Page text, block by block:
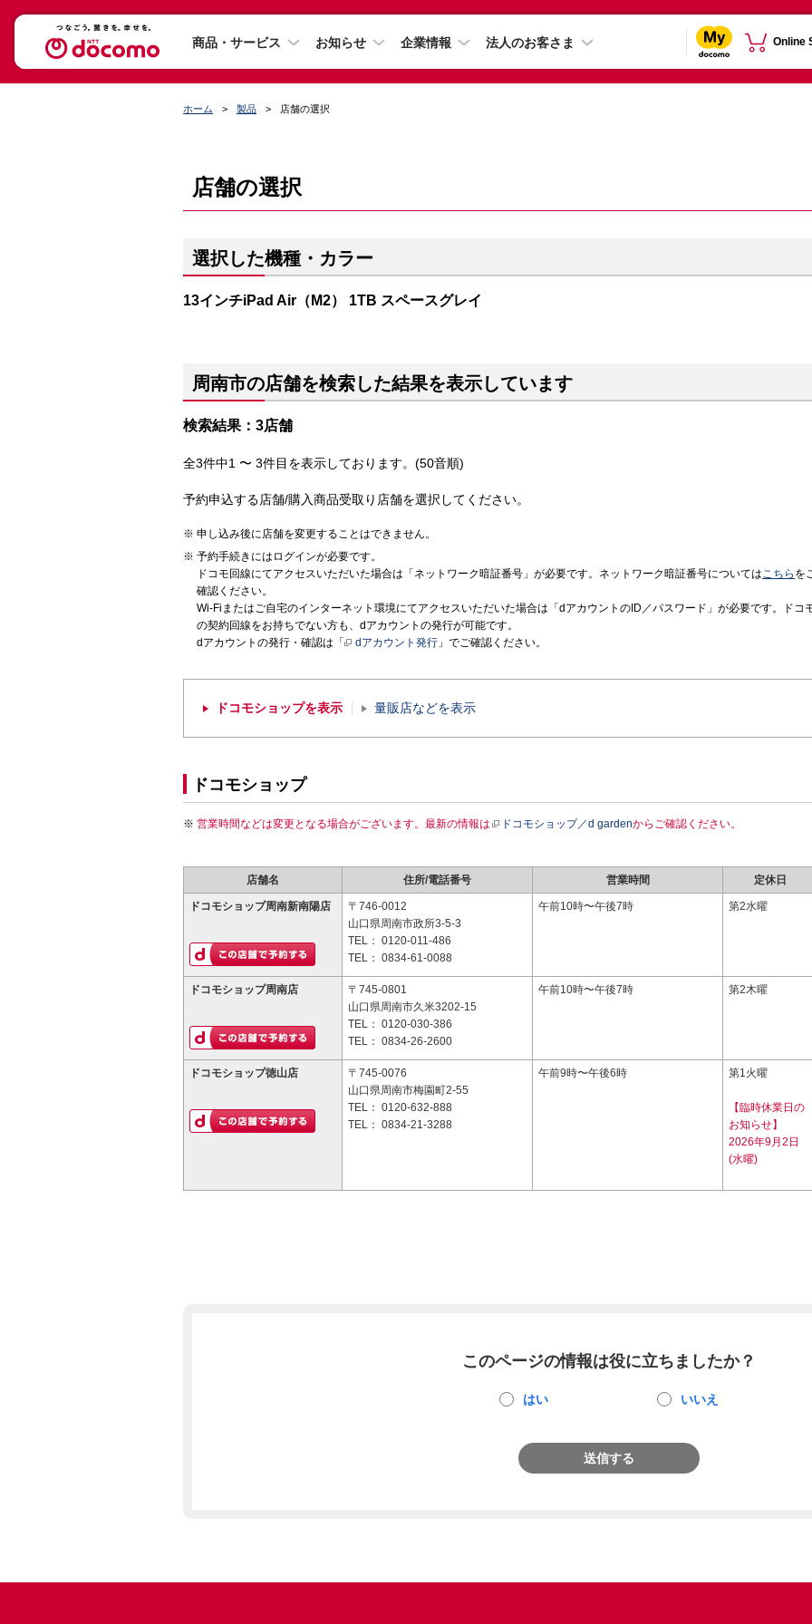
商品・サービス お知らせ 企業情報 法人のお客さま Online
ホーム 製品 店舗の選択
店舗の選択
選択した機種・カラー
13インチiPad Air（M2） 1TB スペースグレイ
周南市の店舗を検索した結果を表示しています
検索結果：3店舗
全3件中1 〜 3件目を表示しております。(50音順)
予約申込する店舗/購入商品受取り店舗を選択してください。
申し込み後に店舗を変更することはできません。
予約手続きにはログインが必要です。
ドコモ回線にてアクセスいただいた場合は「ネットワーク暗証番号」が必要です。ネットワーク暗証番号についてはこちら を
確認ください。
Wi-Fiまたはご自宅のインターネット環境にてアクセスいただいた場合は「dアカウントのID／パスワード」が必要です。ドコ
の契約回線をお持ちでない方も、dアカウントの発行が可能です。
dアカウントの発行・確認は「
dアカウント発行 」でご確認ください。
ドコモショップを表示 量販店などを表示
ドコモショップ
営業時間などは変更となる場合がございます。最新の情報は ドコモショップ／d gardenからご確認ください。
店舗名 住所/電話番号 営業時間 定休日
ドコモショップ周南新南陽店
〒746-0012
山口県周南市政所3-5-3
TEL： 0120-011-486
TEL： 0834-61-0088
午前10時〜午後7時 第2水曜
ドコモショップ周南店
〒745-0801
山口県周南市久米3202-15
TEL： 0120-030-386
TEL： 0834-26-2600
午前10時〜午後7時 第2木曜
ドコモショップ徳山店
〒745-0076
山口県周南市梅園町2-55
TEL： 0120-632-888
TEL： 0834-21-3288
午前9時〜午後6時 第1火曜
【臨時休業日の
お知らせ】
2026年9月2日
(水曜)
このページの情報は役に立ちましたか？
はい いいえ
送信する